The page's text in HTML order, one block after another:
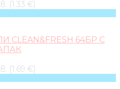
(1.33 €)
CLEAN&FRESH 64БР С
(1.69 €)